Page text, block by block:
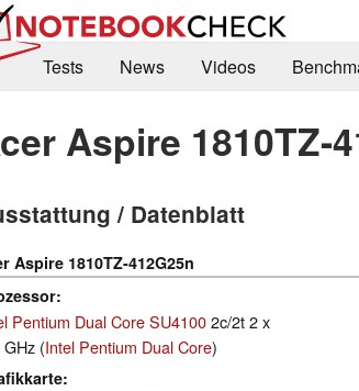
Tests
News Videos
Aspire 1810TZ-
/ Datenblatt
Aspire 1810TZ-412G25n
Pentium Dual Core SU41002c/2t 2 x
GHz (Intel Pentium Dual Core)